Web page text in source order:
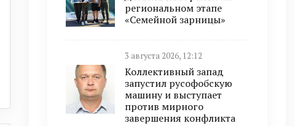
региональном этапе
«Семейной зарницы»
3 августа 2026, 12:12
Коллективный запад
запустил русофобскую
машину и выступает
против мирного
завершения конфликта